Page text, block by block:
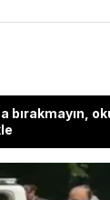
bırakmayın,